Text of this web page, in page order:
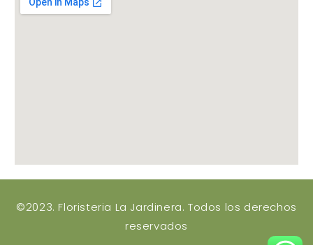
©2023. Floristeria La Jardinera. Todos los derechos
reservados